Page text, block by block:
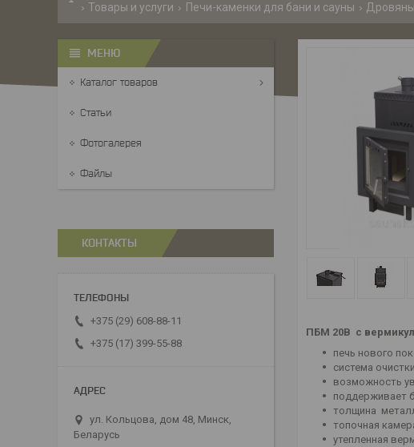
Товары и услуги Печи-каменки для бани и сауны
ПБМ 20В с
печь нового
система
возможность
поддерживает
толщина
топочная
утепленная
Каталог товаров
Статьи
Фотогалерея
Файлы
КОНТАКТЫ
+375 (29) 608-88-11
+375 (17) 399-55-88
ул. Кольцова, дом 48, Минск,
Беларусь